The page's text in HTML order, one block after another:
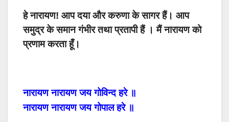
हे नारायण! आप दया और करुणा के सागर हैं। आप
समुद्र के समान गंभीर तथा प्रतापी हैं । मैं नारायण को
प्रणाम करता हूँ।
नारायण नारायण जय गोविन्द हरे ॥
नारायण नारायण जय गोपाल हरे ॥